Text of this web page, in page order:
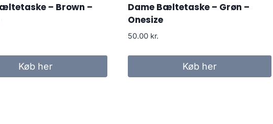
– Brown –
Køb her
Dame Bæltetaske – Grøn –
Onesize
50.00 kr.
Køb her